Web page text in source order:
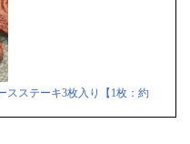
スステーキ3枚入り【1枚：約